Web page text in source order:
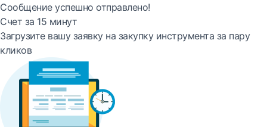
Сообщение успешно отправлено!
Счет за 15 минут
Загрузите вашу заявку на закупку инструмента за пару
кликов